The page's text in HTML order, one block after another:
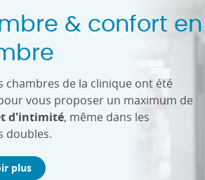
& confort en
chambres de la clinique ont été
vous proposer un maximum de
d'intimité, même dans les
doubles.
plus